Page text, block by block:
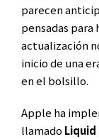
parecen
pensadas para
actualización
inicio de una
en el bolsillo.
Apple ha
llamado Liquid